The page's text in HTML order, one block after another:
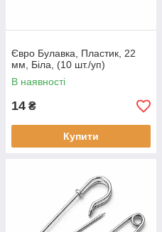
Євро Булавка, Пластик, 22
мм, Біла, (10 шт./уп)
В наявності
14 ₴
Купити